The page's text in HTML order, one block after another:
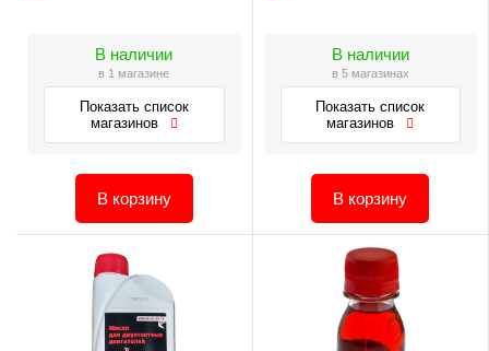
В наличии
в 1 магазине
Показать список
магазинов
В корзину
В наличии
в 5 магазинах
Показать список
магазинов
В корзину